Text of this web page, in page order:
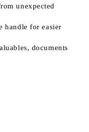
unexpected
handle for easier
documents